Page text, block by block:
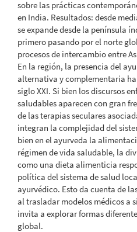
sobre las prácticas
en India. Resultados: desde
se expande desde la península
primero pasando por el norte
procesos de intercambio entre
En la región, la presencia del
alternativa y complementaria
siglo XXI. Si bien los discursos
saludables aparecen con gran
de las terapias seculares
integran la complejidad del
bien en el ayurveda la
régimen de vida saludable, la
como una dieta alimenticia
política del sistema de salud
ayurvédico. Esto da cuenta de
al trasladar modelos médicos a
invita a explorar formas
global.